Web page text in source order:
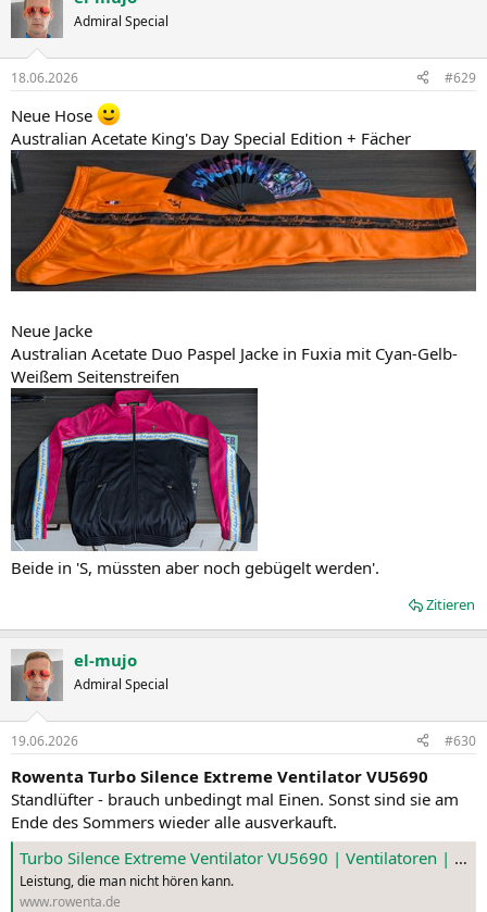
t
e
:
Admiral Special
18.06.2026 #629
Neue Hose
Australian Acetate King's Day Special Edition + Fächer
Neue Jacke
Australian Acetate Duo Paspel Jacke in Fuxia mit Cyan-Gelb-
Weißem Seitenstreifen
Beide in 'S, müssten aber noch gebügelt werden'.
Zitieren
el-mujo
Admiral Special
19.06.2026 #630
Rowenta Turbo Silence Extreme Ventilator VU5690
Standlüfter - brauch unbedingt mal Einen. Sonst sind sie am
Ende des Sommers wieder alle ausverkauft.
Turbo Silence Extreme Ventilator VU5690 | Ventilatoren | Rowenta
Leistung, die man nicht hören kann.
www.rowenta.de